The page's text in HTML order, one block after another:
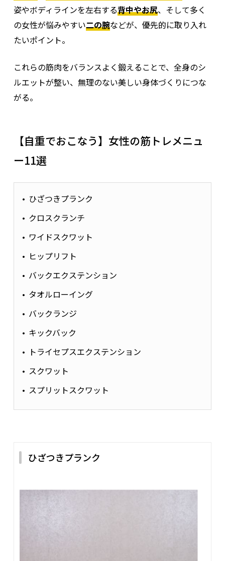
姿やボディラインを左右する背中やお尻、そして多く
の女性が悩みやすい二の腕などが、優先的に取り入れ
たいポイント。
これらの筋肉をバランスよく鍛えることで、全身のシ
ルエットが整い、無理のない美しい身体づくりにつな
がる。
【自重でおこなう】女性の筋トレメニュ
ー11選
ひざつきプランク
クロスクランチ
ワイドスクワット
ヒップリフト
バックエクステンション
タオルローイング
バックランジ
キックバック
トライセプスエクステンション
スクワット
スプリットスクワット
ひざつきプランク